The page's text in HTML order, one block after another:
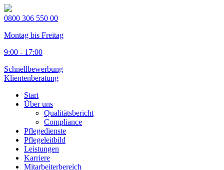
0800 306 550 00
Montag bis Freitag
9:00 - 17:00
Schnellbewerbung
Klientenberatung
Start
Über uns
Qualitätsbericht
Compliance
Pflegedienste
Pflegeleitbild
Leistungen
Karriere
Mitarbeiterbereich